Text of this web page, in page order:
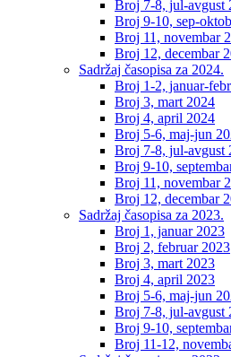
Broj 7-8, jul-avgust
Broj 9-10, sep-
Broj 11, novembar
Broj 12, decembar
Sadržaj časopisa za 2024.
Broj 1-2, januar-
Broj 3, mart 2024
Broj 4, april 2024
Broj 5-6, maj-jun
Broj 7-8, jul-avgust
Broj 9-10,
Broj 11, novembar
Broj 12, decembar
Sadržaj časopisa za 2023.
Broj 1, januar 2023
Broj 2, februar 2023
Broj 3, mart 2023
Broj 4, april 2023
Broj 5-6, maj-jun
Broj 7-8, jul-avgust
Broj 9-10,
Broj 11-12,